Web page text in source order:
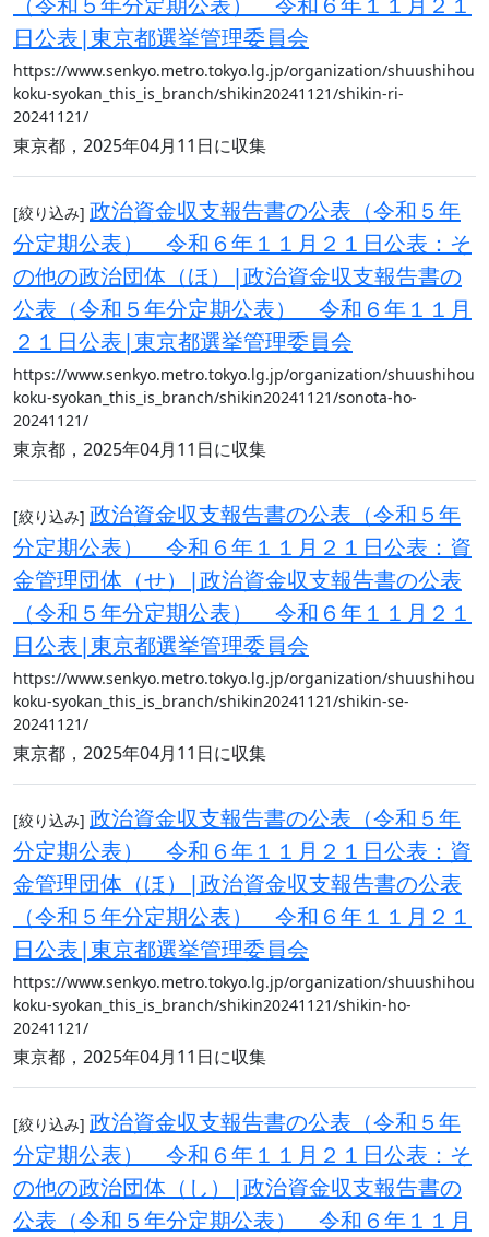
日公表|東京都選挙管理委員会
https://www.senkyo.metro.tokyo.lg.jp/organization/shuushihou
koku-syokan_this_is_branch/shikin20241121/shikin-ri-
20241121/
東京都，2025年04月11日に収集
[絞り込み] 政治資金収支報告書の公表（令和５年
分定期公表） 令和６年１１月２１日公表：そ
の他の政治団体（ほ）|政治資金収支報告書の
公表（令和５年分定期公表） 令和６年１１月
２１日公表|東京都選挙管理委員会
https://www.senkyo.metro.tokyo.lg.jp/organization/shuushihou
koku-syokan_this_is_branch/shikin20241121/sonota-ho-
20241121/
東京都，2025年04月11日に収集
[絞り込み] 政治資金収支報告書の公表（令和５年
分定期公表） 令和６年１１月２１日公表：資
金管理団体（せ）|政治資金収支報告書の公表
（令和５年分定期公表） 令和６年１１月２１
日公表|東京都選挙管理委員会
https://www.senkyo.metro.tokyo.lg.jp/organization/shuushihou
koku-syokan_this_is_branch/shikin20241121/shikin-se-
20241121/
東京都，2025年04月11日に収集
[絞り込み] 政治資金収支報告書の公表（令和５年
分定期公表） 令和６年１１月２１日公表：資
金管理団体（ほ）|政治資金収支報告書の公表
（令和５年分定期公表） 令和６年１１月２１
日公表|東京都選挙管理委員会
https://www.senkyo.metro.tokyo.lg.jp/organization/shuushihou
koku-syokan_this_is_branch/shikin20241121/shikin-ho-
20241121/
東京都，2025年04月11日に収集
[絞り込み] 政治資金収支報告書の公表（令和５年
分定期公表） 令和６年１１月２１日公表：そ
の他の政治団体（し）|政治資金収支報告書の
公表（令和５年分定期公表） 令和６年１１月